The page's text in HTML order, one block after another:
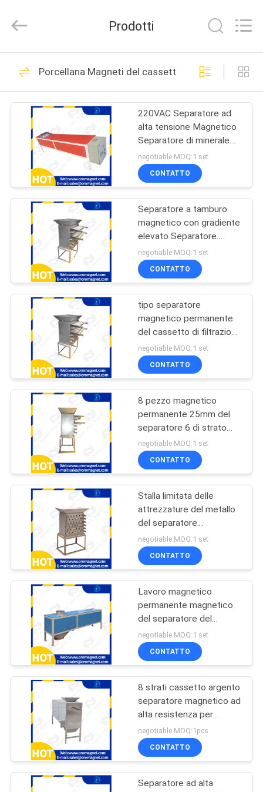
CASA
PRODOTTI
CIRCA
GIRO
DELLA
FABBRICA
CONTROLLO
DI
QUALITÀ
CONTATTICI
NOTIZIE
CONOSCENZE
CASI
MAPPA
PRIVACY
POLICY
Machinery
Rights
macchina
magnetica del
separatore
158
Attrezzatura di
separazione
magnetica
95
Separatore
magnetico ad alta
pendenza
99
Separatore
elettromagnetico
Separatore
magnetico asciutto
101
Separatore
magnetico bagnato
109
Prodotti
Porcellana Magneti del cassetto
220VAC Separatore ad
alta tensione Magnetico
Separatore di minerale
33 pezzi di barre
magnetiche
negotiable MOQ:1 set
CONTATTO
Separatore a tamburo
magnetico con gradiente
elevato Separatore
magnetico 25 mm
negotiable MOQ:1 set
CONTATTO
tipo separatore
magnetico permanente
del cassetto di filtrazione
di 25mm 18 pezzi
negotiable MOQ:1 set
CONTATTO
8 pezzo magnetico
permanente 25mm del
separatore 6 di strato
adatti ad industrie delle
materie plastiche
negotiable MOQ:1 set
CONTATTO
Stalla limitata delle
attrezzature del metallo
del separatore
magnetico magnetico
del trasportatore
negotiable MOQ:1 set
CONTATTO
Lavoro magnetico
permanente magnetico
del separatore del
cassetto di 8 strati
adatto a particelle di
plastica di gomma della
negotiable MOQ:1 set
CONTATTO
8 strati cassetto argento
separatore magnetico ad
alta resistenza per
rimuovere le impurità
negotiable MOQ:1pcs
CONTATTO
Separatore ad alta